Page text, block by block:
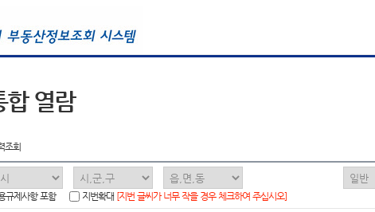
합 열람
조회
규제사항 포함
지번확대 [지번 글씨가 너무 작을 경우 체크하여 주십시오]